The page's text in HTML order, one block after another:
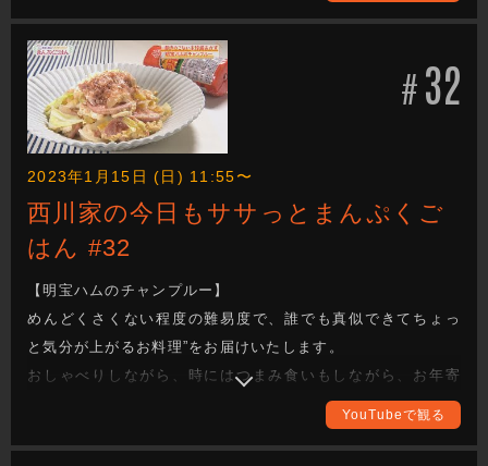
地の食材をどのように調理していくか、ぜひご覧ください。
完成した料理は番組公式Instagramに掲載しますので、こちら
もチェックしてください。（アカウント名：
nisikawa_manpukugohan）
#32
2023年1月15日 (日) 11:55〜
西川家の今日もササっとまんぷくご
はん #32
【明宝ハムのチャンプルー】
めんどくさくない程度の難易度で、誰でも真似できてちょっ
と気分が上がるお料理”をお届けいたします。
おしゃべりしながら、時にはつまみ食いもしながら、お年寄
りからお子様まで家族みんなが喜ぶまんぷく感のある一品を
YouTubeで観る